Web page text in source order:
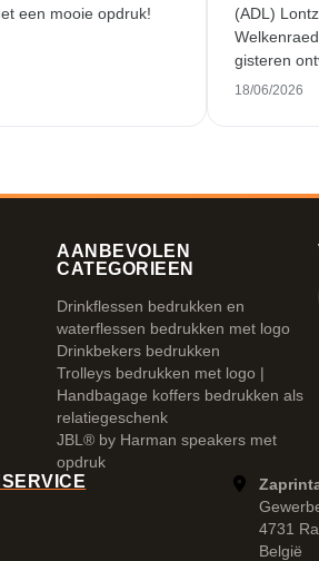
een mooie opdruk!
(ADL)
gisteren
werk en
18/06/2026
AANBEVOLEN
CATEGORIEEN
Drinkflessen bedrukken en
waterflessen bedrukken met logo
Drinkbekers bedrukken
Trolleys bedrukken met logo |
Handbagage koffers bedrukken als
relatiegeschenk
JBL® by Harman speakers met
opdruk
4731
België